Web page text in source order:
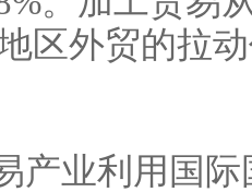
区外贸的拉
产业利用国